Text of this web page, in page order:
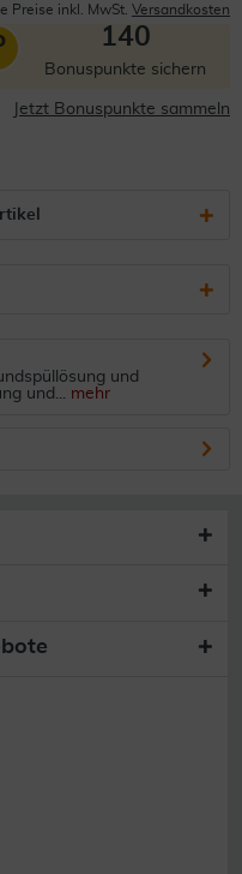
Preise inkl. MwSt. Versandkosten
140
Bonuspunkte sichern
Jetzt Bonuspunkte sammeln
und
und... mehr